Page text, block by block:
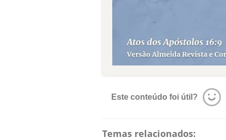
Este conteúdo foi útil?
Temas relacionados: